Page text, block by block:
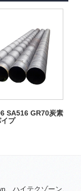
SA516 GR70炭素
プ
、ハイテクゾーン、